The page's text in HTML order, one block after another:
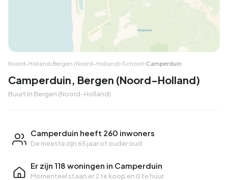
Noord-Holland›Bergen (Noord-Holland)›Schoorl›Camperduin
Camperduin, Bergen (Noord-Holland)
Buurt in Bergen (Noord-Holland)
Camperduin heeft 260 inwoners
De meeste zijn 65 jaar of ouder oud
Er zijn 118 woningen in Camperduin
Momenteel staan er2 te koop en 0 te huur